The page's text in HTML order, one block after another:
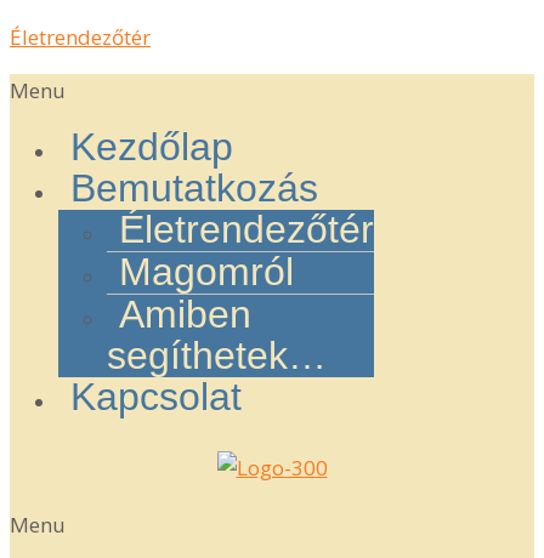
Életrendezőtér
Menu
Kezdőlap
Bemutatkozás
Életrendezőtér
Magomról
Amiben
segíthetek…
Kapcsolat
Menu